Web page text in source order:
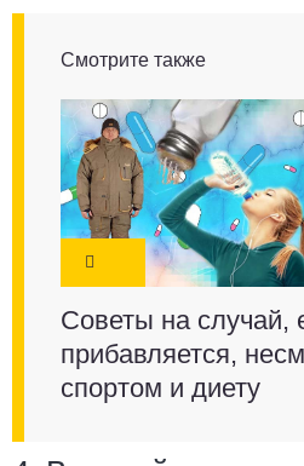
Смотрите также
Советы на случай,
прибавляется,
спортом и диету